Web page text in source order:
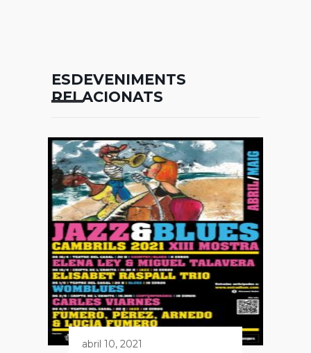
ESDEVENIMENTS
RELACIONATS
abril 10, 2021